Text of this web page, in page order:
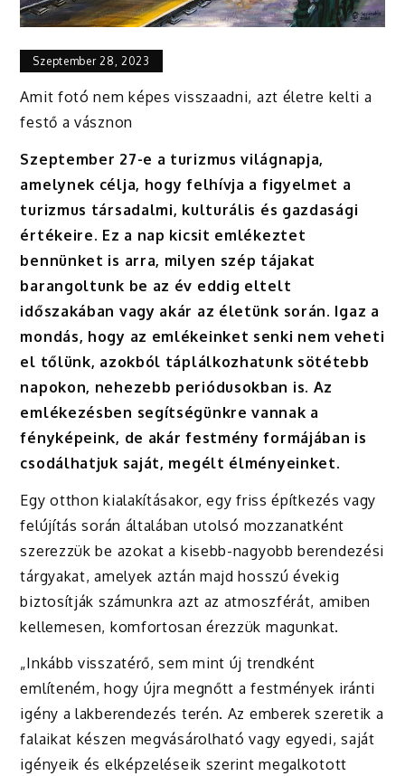
Szeptember 28, 2023
Amit fotó nem képes visszaadni, azt életre kelti a
festő a vásznon
Szeptember 27-e a turizmus világnapja,
amelynek célja, hogy felhívja a figyelmet a
turizmus társadalmi, kulturális és gazdasági
értékeire. Ez a nap kicsit emlékeztet
bennünket is arra, milyen szép tájakat
barangoltunk be az év eddig eltelt
időszakában vagy akár az életünk során. Igaz a
mondás, hogy az emlékeinket senki nem veheti
el tőlünk, azokból táplálkozhatunk sötétebb
napokon, nehezebb periódusokban is. Az
emlékezésben segítségünkre vannak a
fényképeink, de akár festmény formájában is
csodálhatjuk saját, megélt élményeinket.
Egy otthon kialakításakor, egy friss építkezés vagy
felújítás során általában utolsó mozzanatként
szerezzük be azokat a kisebb-nagyobb berendezési
tárgyakat, amelyek aztán majd hosszú évekig
biztosítják számunkra azt az atmoszférát, amiben
kellemesen, komfortosan érezzük magunkat.
„Inkább visszatérő, sem mint új trendként
említeném, hogy újra megnőtt a festmények iránti
igény a lakberendezés terén. Az emberek szeretik a
falaikat készen megvásárolható vagy egyedi, saját
igényeik és elképzeléseik szerint megalkotott